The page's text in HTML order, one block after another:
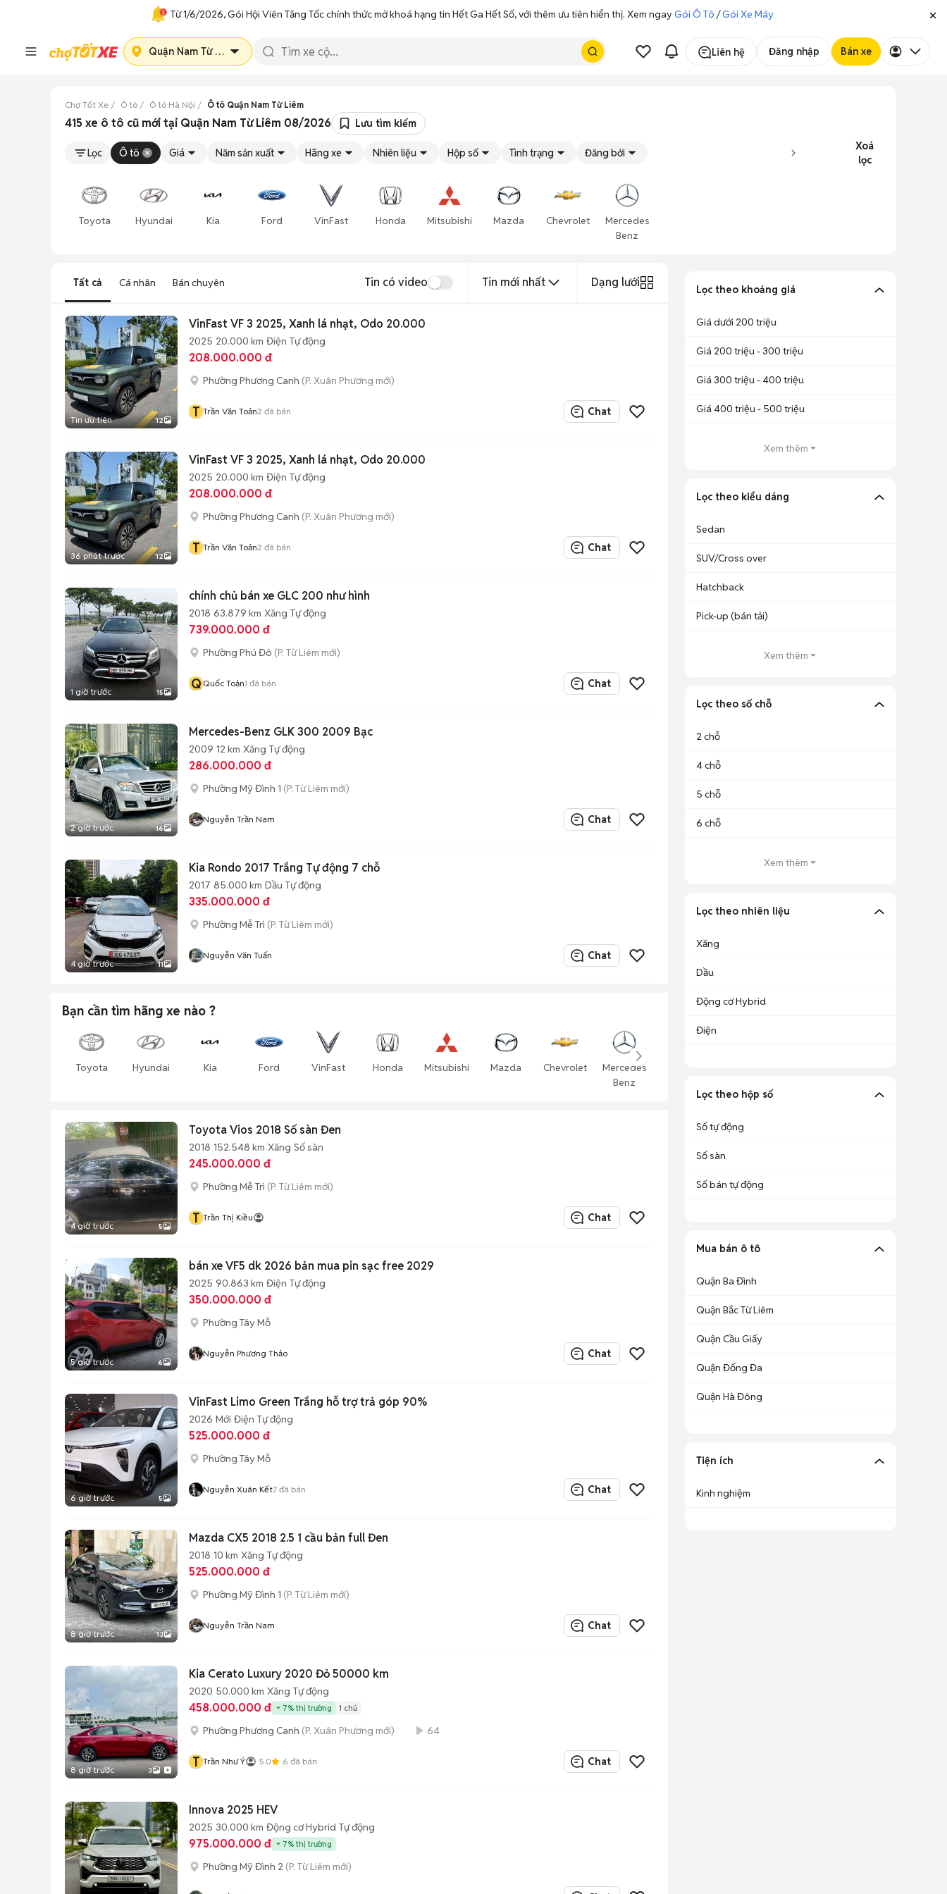
Từ 1/6/2026, Gói Hội Viên Tăng Tốc chính thức mở khoá hạng tin Hết Ga Hết Số, với thêm ưu tiên hiển thị. Xem ngayGói Ô Tô /Gói Xe Máy
Quận Nam Từ Liêm Liên hệ Đăng nhập Bán xe
Chợ Tốt Xe Ô tô Ô tô Hà Nội Ô tô Quận Nam Từ Liêm
415 xe ô tô cũ mới tại Quận Nam Từ Liêm 08/2026 Lưu tìm kiếm
Lọc Ô tô Giá Năm sản xuất Hãng xe Nhiên liệu Hộp số Tình trạng Đăng bởi
Xoá
lọc
Toyota Hyundai Kia Ford VinFast Honda Mitsubishi Mazda Chevrolet
Mercedes
Benz
Tất cả Cá nhân Bán chuyên Tin có video Tin mới nhất Dạng lưới
Tin ưu tiên 12
VinFast VF 3 2025, Xanh lá nhạt, Odo 20.000
2025 20.000 km Điện Tự động
208.000.000 đ
Phường Phương Canh (P. Xuân Phương mới)
T Trần Văn Toản2 đã bán Chat
36 phút trước 12
VinFast VF 3 2025, Xanh lá nhạt, Odo 20.000
2025 20.000 km Điện Tự động
208.000.000 đ
Phường Phương Canh (P. Xuân Phương mới)
T Trần Văn Toản2 đã bán Chat
1 giờ trước 15
chính chủ bán xe GLC 200 như hình
2018 63.879 km Xăng Tự động
739.000.000 đ
Phường Phú Đô (P. Từ Liêm mới)
QQuốc Toản1 đã bán Chat
2 giờ trước 16
Mercedes-Benz GLK 300 2009 Bạc
2009 12 km Xăng Tự động
286.000.000 đ
Phường Mỹ Đình 1 (P. Từ Liêm mới)
Nguyễn Trần Nam Chat
4 giờ trước 11
Kia Rondo 2017 Trắng Tự động 7 chỗ
2017 85.000 km Dầu Tự động
335.000.000 đ
Phường Mễ Trì (P. Từ Liêm mới)
Nguyễn Văn Tuấn Chat
Bạn cần tìm hãng xe nào ?
Toyota Hyundai Kia Ford VinFast Honda Mitsubishi Mazda Chevrolet
Mercedes
Benz
4 giờ trước 5
Toyota Vios 2018 Số sàn Đen
2018 152.548 km Xăng Số sàn
245.000.000 đ
Phường Mễ Trì (P. Từ Liêm mới)
T Trần Thị Kiều Chat
5 giờ trước 6
bán xe VF5 dk 2026 bản mua pin sạc free 2029
2025 90.863 km Điện Tự động
350.000.000 đ
Phường Tây Mỗ
Nguyễn Phương Thảo Chat
6 giờ trước 5
VinFast Limo Green Trắng hỗ trợ trả góp 90%
2026 Mới Điện Tự động
525.000.000 đ
Phường Tây Mỗ
Nguyễn Xuân Kết7 đã bán Chat
8 giờ trước 13
Mazda CX5 2018 2.5 1 cầu bản full Đen
2018 10 km Xăng Tự động
525.000.000 đ
Phường Mỹ Đình 1 (P. Từ Liêm mới)
Nguyễn Trần Nam Chat
8 giờ trước 3
Kia Cerato Luxury 2020 Đỏ 50000 km
2020 50.000 km Xăng Tự động
458.000.000 đ 7% thị trường 1 chủ
Phường Phương Canh (P. Xuân Phương mới) 64
T Trần Như Ý 5.0 6 đã bán Chat
Innova 2025 HEV
2025 30.000 km Động cơ Hybrid Tự động
975.000.000 đ 7% thị trường
Phường Mỹ Đình 2 (P. Từ Liêm mới)
Lọc theo khoảng giá
Giá dưới 200 triệu
Giá 200 triệu - 300 triệu
Giá 300 triệu - 400 triệu
Giá 400 triệu - 500 triệu
Xem thêm
Lọc theo kiểu dáng
Sedan
SUV/Cross over
Hatchback
Pick-up (bán tải)
Xem thêm
Lọc theo số chỗ
2 chỗ
4 chỗ
5 chỗ
6 chỗ
Xem thêm
Lọc theo nhiên liệu
Xăng
Dầu
Động cơ Hybrid
Điện
Lọc theo hộp số
Số tự động
Số sàn
Số bán tự động
Mua bán ô tô
Quận Ba Đình
Quận Bắc Từ Liêm
Quận Cầu Giấy
Quận Đống Đa
Quận Hà Đông
Tiện ích
Kinh nghiệm